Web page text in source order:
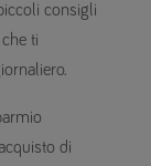
consigli
ti
di